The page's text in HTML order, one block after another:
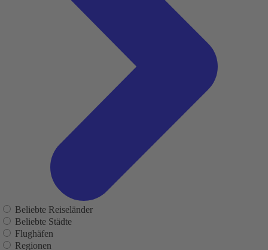
Beliebte Reiseländer
Beliebte Städte
Flughäfen
Regionen